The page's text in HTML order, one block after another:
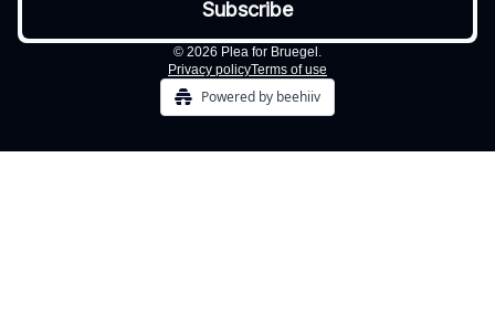
© 2026 Plea for Bruegel.
Privacy policyTerms of use
Powered by beehiiv